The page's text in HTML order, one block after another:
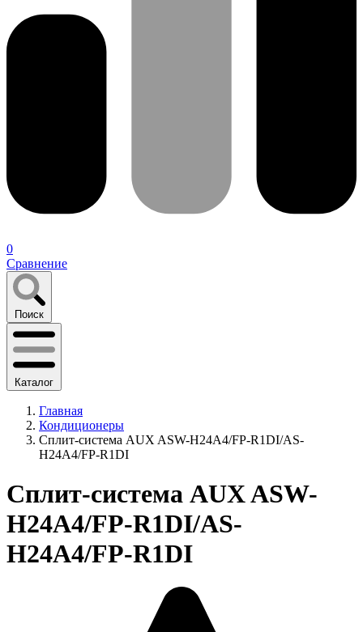
0
Сравнение
Поиск
Каталог
Главная
Кондиционеры
Сплит-система AUX ASW-H24A4/FP-R1DI/AS-
H24A4/FP-R1DI
Сплит-система AUX ASW-
H24A4/FP-R1DI/AS-
H24A4/FP-R1DI